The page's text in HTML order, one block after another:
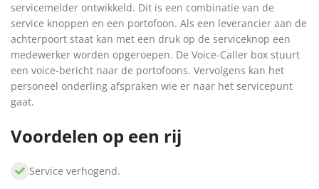
servicemelder ontwikkeld. Dit is een combinatie van de
service knoppen en een portofoon. Als een leverancier aan de
achterpoort staat kan met een druk op de serviceknop een
medewerker worden opgeroepen. De Voice-Caller box stuurt
een voice-bericht naar de portofoons. Vervolgens kan het
personeel onderling afspraken wie er naar het servicepunt
gaat.
Voordelen op een rij
Service verhogend.